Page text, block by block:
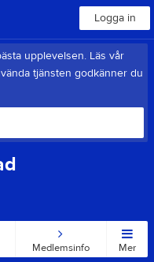
Logga in
upplevelsen. Läs vår
tjänsten godkänner du
Medlemsinfo Mer